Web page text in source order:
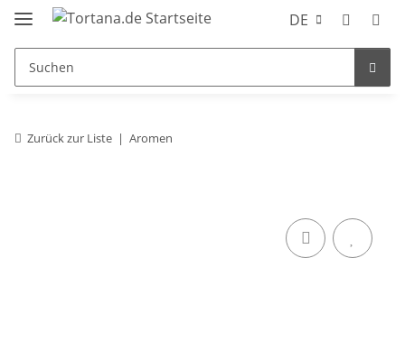
DE
Zurück zur Liste Aromen